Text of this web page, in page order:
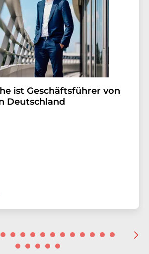
ist Geschäftsführer von
Deutschland